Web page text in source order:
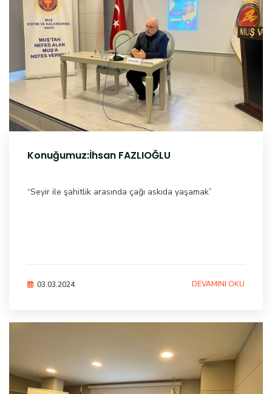
Konuğumuz:İhsan FAZLIOĞLU
“Seyir ile şahitlik arasında çağı askıda yaşamak”
03.03.2024 DEVAMINI OKU